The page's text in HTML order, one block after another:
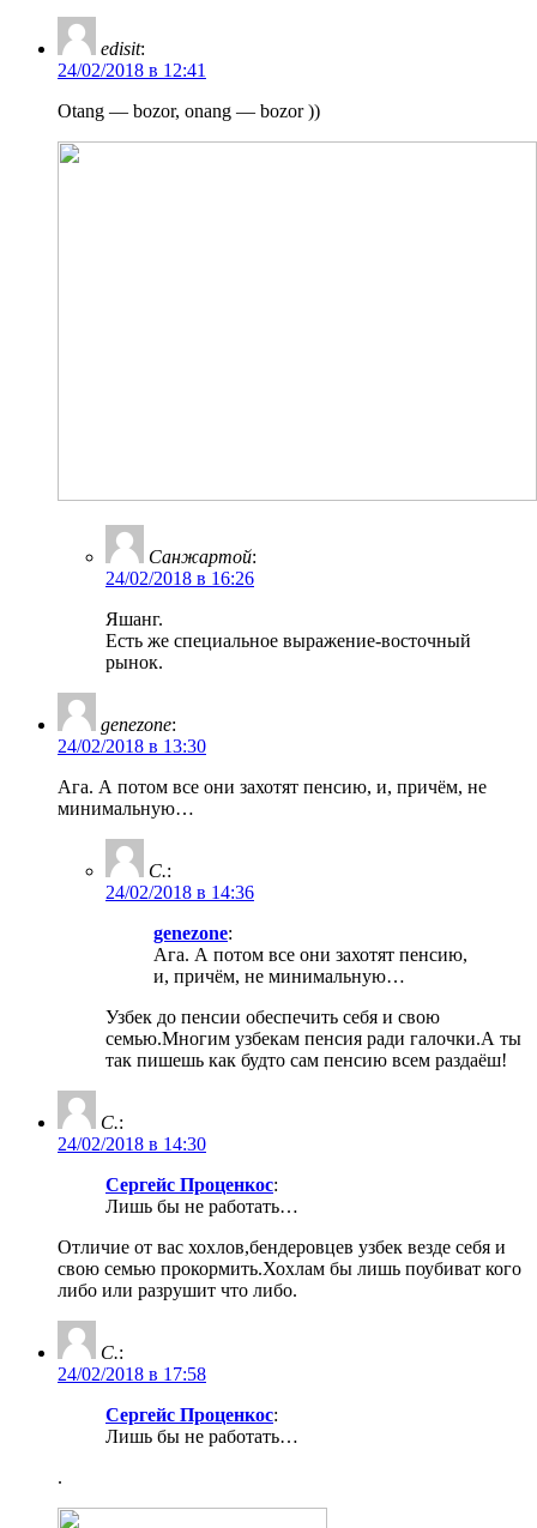
edisit:
24/02/2018 в 12:41
Otang — bozor, onang — bozor ))
Санжартой:
24/02/2018 в 16:26
Яшанг.
Есть же специальное выражение-восточный
рынок.
genezone:
24/02/2018 в 13:30
Ага. А потом все они захотят пенсию, и, причём, не
минимальную…
С.:
24/02/2018 в 14:36
genezone:
Ага. А потом все они захотят пенсию,
и, причём, не минимальную…
Узбек до пенсии обеспечить себя и свою
семью.Многим узбекам пенсия ради галочки.А ты
так пишешь как будто сам пенсию всем раздаёш!
С.:
24/02/2018 в 14:30
Сергейс Проценкос:
Лишь бы не работать…
Отличие от вас хохлов,бендеровцев узбек везде себя и
свою семью прокормить.Хохлам бы лишь поубиват кого
либо или разрушит что либо.
С.:
24/02/2018 в 17:58
Сергейс Проценкос:
Лишь бы не работать…
.